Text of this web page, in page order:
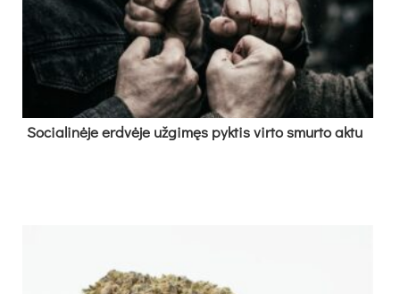
So­cia­li­nė­je erd­vė­je už­gi­męs pyk­tis vir­to smur­to ak­tu